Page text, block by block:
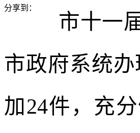
分享到：
市十一
市政府系统
加24件，充